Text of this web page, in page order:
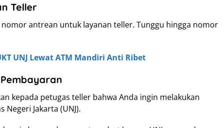
Teller
antrean untuk layanan teller. Tunggu hingga nomor
UNJ Lewat ATM Mandiri Anti Ribet
kepada petugas teller bahwa Anda ingin melakukan
Negeri Jakarta (UNJ).